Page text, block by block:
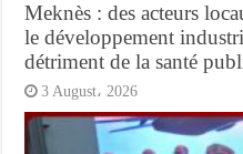
Meknès : des acteurs
le développement
détriment de la santé
3 August، 2026